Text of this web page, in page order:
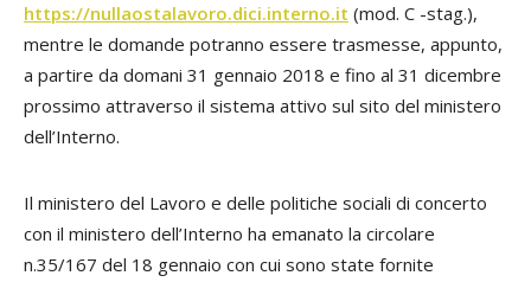
https://nullaostalavoro.dici.interno.it (mod. C -stag.),
mentre le domande potranno essere trasmesse, appunto,
a partire da domani 31 gennaio 2018 e fino al 31 dicembre
prossimo attraverso il sistema attivo sul sito del ministero
dell’Interno.
Il ministero del Lavoro e delle politiche sociali di concerto
con il ministero dell’Interno ha emanato la circolare
n.35/167 del 18 gennaio con cui sono state fornite